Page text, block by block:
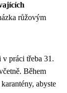
růžovým
v práci třeba 31.
Během
abyste